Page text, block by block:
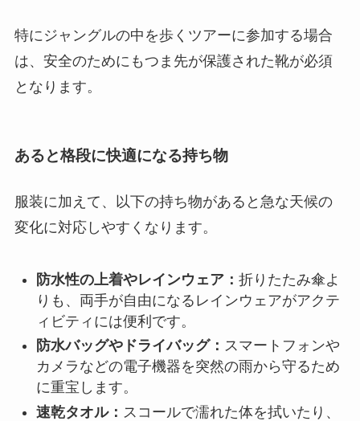
特にジャングルの中を歩くツアーに参加する場合
は、安全のためにもつま先が保護された靴が必須
となります。
あると格段に快適になる持ち物
服装に加えて、以下の持ち物があると急な天候の
変化に対応しやすくなります。
防水性の上着やレインウェア： 折りたたみ傘よ
りも、両手が自由になるレインウェアがアクテ
ィビティには便利です。
防水バッグやドライバッグ： スマートフォンや
カメラなどの電子機器を突然の雨から守るため
に重宝します。
速乾タオル： スコールで濡れた体を拭いたり、